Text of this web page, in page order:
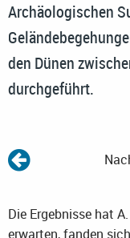
Archäologischen
den Dünen
durchgeführt.
Die Ergebnisse hat
erwarten, fanden